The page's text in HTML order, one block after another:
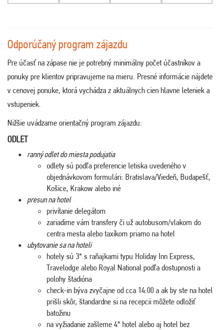
Odporúčaný program zájazdu
Pre účasť na zápase nie je potrebný minimálny počet účastníkov a
ponuky pre klientov pripravujeme na mieru. Presné informácie nájdete
v cenovej ponuke, ktorá vychádza z aktuálnych cien hlavne leteniek a
vstupeniek.
Nižšie uvádzame orientačný program zájazdu:
ODLET
ranný odlet do miesta podujatia
odlety sú podľa preferencie letiska uvedeného v
objednávkovom formulári: Bratislava/Viedeň, Budapešť,
Košice, Krakow alebo iné
presun na hotel
privítanie delegátom
zariadime vám transfery či už autobusom/vlakom do
centra mesta alebo taxíkom priamo na hotel
ubytovanie sa na hoteli
hotely sú 3* s raňajkami typu Holiday Inn Express,
Travelodge alebo Royal National podľa dostupnosti a
polohy štadióna
check-in býva zvyčajne od cca 14:00 a ak by ste na hotel
prišli skôr, štandardne si na recepcii môžete odložiť
batožinu
na vyžiadanie zašleme 4* hotel alebo aj hotel bez